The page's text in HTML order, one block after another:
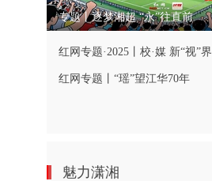
专题丨逐梦湘超 “永”往直前
红网专题·2025丨校·媒 新“视”界
红网专题丨“瑶”望江华70年
魅力潇湘